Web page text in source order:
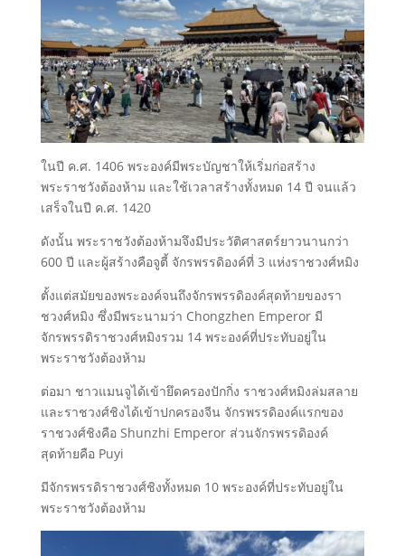
ในปี ค.ศ. 1406 พระองค์มีพระบัญชาให้เริ่มก่อสร้าง
พระราชวังต้องห้าม และใช้เวลาสร้างทั้งหมด 14 ปี จนแล้ว
เสร็จในปี ค.ศ. 1420
ดังนั้น พระราชวังต้องห้ามจึงมีประวัติศาสตร์ยาวนานกว่า
600 ปี และผู้สร้างคือจูตี้ จักรพรรดิองค์ที่ 3 แห่งราชวงศ์หมิง
ตั้งแต่สมัยของพระองค์จนถึงจักรพรรดิองค์สุดท้ายของรา
ชวงศ์หมิง ซึ่งมีพระนามว่า Chongzhen Emperor มี
จักรพรรดิราชวงศ์หมิงรวม 14 พระองค์ที่ประทับอยู่ใน
พระราชวังต้องห้าม
ต่อมา ชาวแมนจูได้เข้ายึดครองปักกิ่ง ราชวงศ์หมิงล่มสลาย
และราชวงศ์ชิงได้เข้าปกครองจีน จักรพรรดิองค์แรกของ
ราชวงศ์ชิงคือ Shunzhi Emperor ส่วนจักรพรรดิองค์
สุดท้ายคือ Puyi
มีจักรพรรดิราชวงศ์ชิงทั้งหมด 10 พระองค์ที่ประทับอยู่ใน
พระราชวังต้องห้าม